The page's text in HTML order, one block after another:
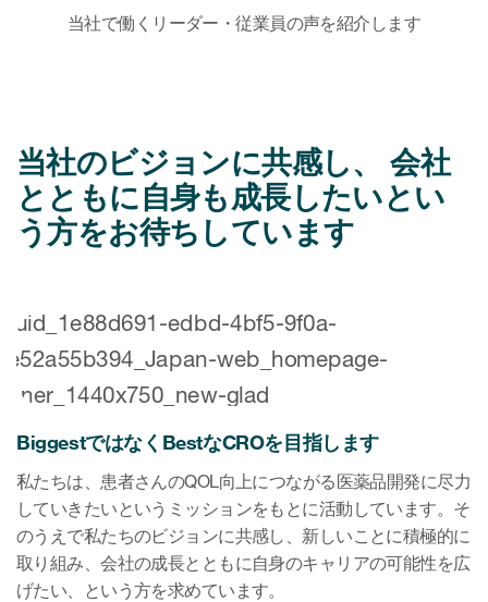
当社で働くリーダー・従業員の声を紹介します
当社のビジョンに共感し、 会社
とともに自身も成長したいとい
う方をお待ちしています
BiggestではなくBestなCROを目指します
私たちは、患者さんのQOL向上につながる医薬品開発に尽力
していきたいというミッションをもとに活動しています。そ
のうえで私たちのビジョンに共感し、新しいことに積極的に
取り組み、会社の成長とともに自身のキャリアの可能性を広
げたい、という方を求めています。